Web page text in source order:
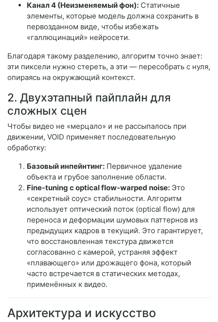
Канал 4 (Неизменяемый фон): Статичные
элементы, которые модель должна сохранить в
первозданном виде, чтобы избежать
«галлюцинаций» нейросети.
Благодаря такому разделению, алгоритм точно знает:
эти пиксели нужно стереть, а эти — пересобрать с нуля,
опираясь на окружающий контекст.
2. Двухэтапный пайплайн для
сложных сцен
Чтобы видео не «мерцало» и не рассыпалось при
движении, VOID применяет последовательную
обработку:
Базовый инпейнтинг: Первичное удаление
объекта и грубое заполнение области.
Fine-tuning с optical flow-warped noise: Это
«секретный соус» стабильности. Алгоритм
использует оптический поток (optical flow) для
переноса и деформации шумовых паттернов из
предыдущих кадров в текущий. Это гарантирует,
что восстановленная текстура движется
согласованно с камерой, устраняя эффект
«плавающего» или дрожащего фона, который
часто встречается в статических методах,
применённых к видео.
Архитектура и искусство